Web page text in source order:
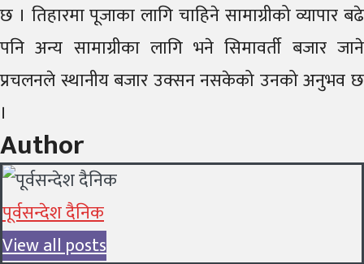
छ । तिहारमा पूजाका लागि चाहिने सामाग्रीको व्यापार बढे
पनि अन्य सामाग्रीका लागि भने सिमावर्ती बजार जाने
प्रचलनले स्थानीय बजार उक्सन नसकेको उनको अनुभव छ
।
Author
पूर्वसन्देश दैनिक
View all posts